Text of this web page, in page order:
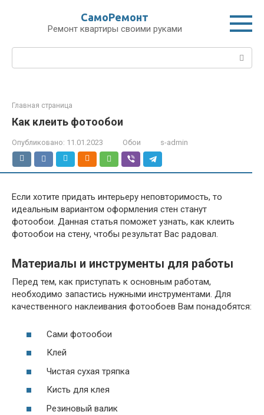
СамоРемонт
Ремонт квартиры своими руками
Поиск:
Главная страница
Как клеить фотообои
Опубликовано: 11.01.2023 Обои s-admin
Если хотите придать интерьеру неповторимость, то
идеальным вариантом оформления стен станут
фотообои. Данная статья поможет узнать, как клеить
фотообои на стену, чтобы результат Вас радовал.
Материалы и инструменты для работы
Перед тем, как приступать к основным работам,
необходимо запастись нужными инструментами. Для
качественного наклеивания фотообоев Вам понадобятся:
Сами фотообои
Клей
Чистая сухая тряпка
Кисть для клея
Резиновый валик